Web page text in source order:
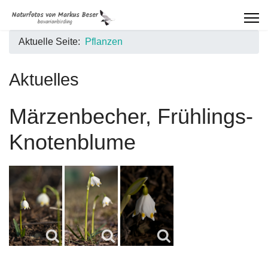
Urlaub
Aktuelle Seite: Pflanzen
Aktuelles
Märzenbecher, Frühlings-
Knotenblume